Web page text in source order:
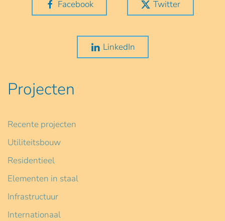
Facebook Twitter
LinkedIn
Projecten
Recente projecten
Utiliteitsbouw
Residentieel
Elementen in staal
Infrastructuur
Internationaal